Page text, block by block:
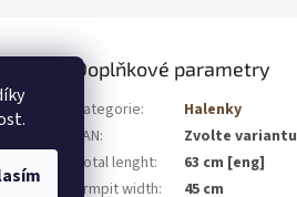
jemný
vzorem,
padne
Doplňkové parametry
Kategorie:
Halenky
EAN:
Zvolte variantu
Total lenght:
63 cm [eng]
Armpit width:
45 cm